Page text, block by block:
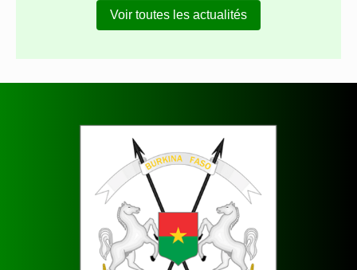
Voir toutes les actualités